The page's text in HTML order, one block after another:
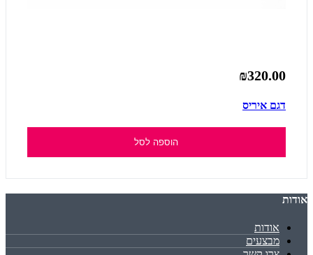
₪320.00
דגם איריס
הוספה לסל
אודות
אודות
מבצעים